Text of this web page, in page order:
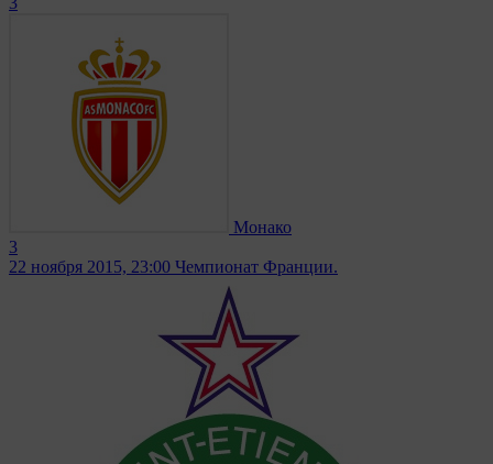
Монако
3
22 ноября 2015, 23:00 Чемпионат Франции.